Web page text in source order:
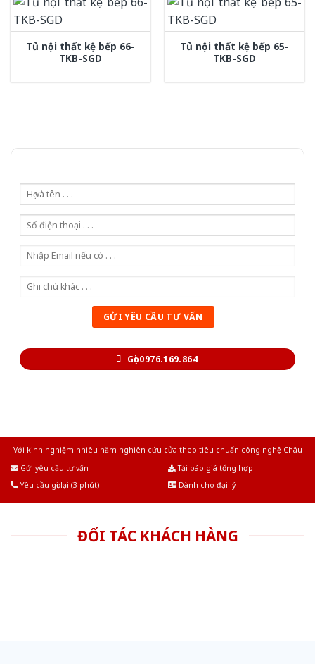
Tủ nội thất kệ bếp 66-
TKB-SGD
Tủ nội thất kệ bếp 65-
TKB-SGD
Gọi 0976.169.864
Với kinh nghiệm nhiêu năm nghiên cứu cửa theo tiêu chuẩn công nghệ Châu
Gửi yêu cầu tư vấn
Tải báo giá tổng hợp
Yêu cầu gọi lại (3 phút)
Dành cho đại lý
ĐỐI TÁC KHÁCH HÀNG